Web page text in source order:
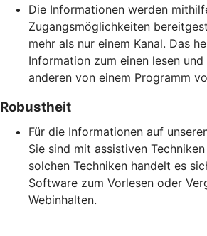
Die Informationen werden
Zugangsmöglichkeiten
mehr als nur einem Kanal. Das
Information zum einen lesen
anderen von einem Programm
Robustheit
Für die Informationen auf
Sie sind mit assistiven
solchen Techniken handelt es
Software zum Vorlesen oder
Webinhalten.